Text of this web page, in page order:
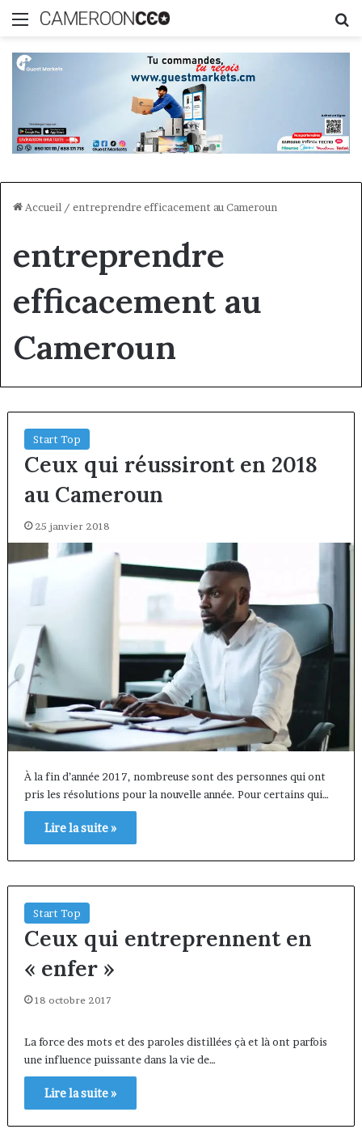
Menu
Accueil / entreprendre efficacement au Cameroun
entreprendre
efficacement au
Cameroun
Start Top
Ceux qui réussiront en 2018
au Cameroun
25 janvier 2018
À la fin d’année 2017, nombreuse sont des personnes qui ont
pris les résolutions pour la nouvelle année. Pour certains qui…
Lire la suite »
Start Top
Ceux qui entreprennent en
« enfer »
18 octobre 2017
La force des mots et des paroles distillées çà et là ont parfois
une influence puissante dans la vie de…
Lire la suite »